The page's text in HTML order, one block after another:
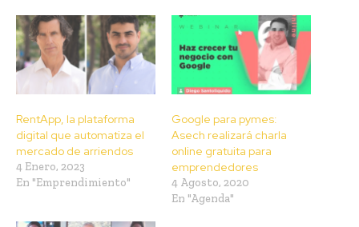
RentApp, la plataforma
digital que automatiza el
mercado de arriendos
4 Enero, 2023
En "Emprendimiento"
Google para pymes:
Asech realizará charla
online gratuita para
emprendedores
4 Agosto, 2020
En "Agenda"